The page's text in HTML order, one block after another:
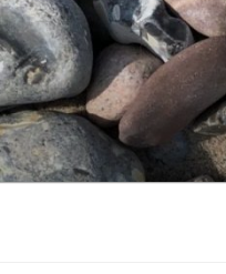
Zum
Inhalt
springen